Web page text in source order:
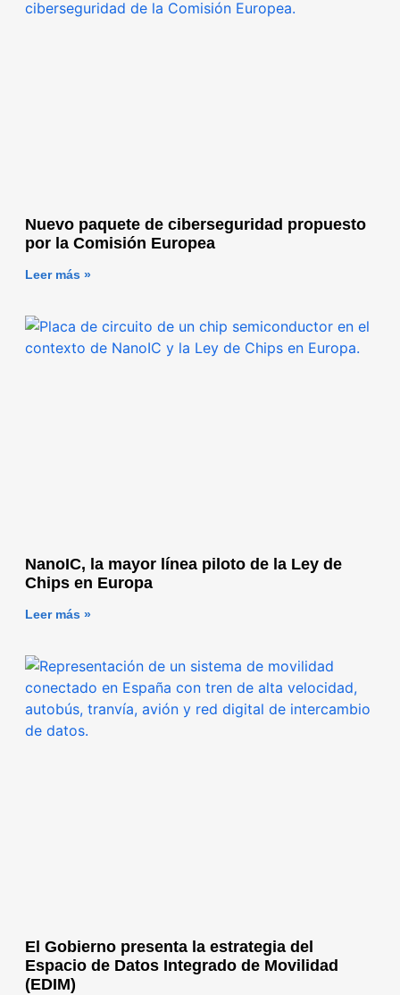
Nuevo paquete de ciberseguridad propuesto
por la Comisión Europea
Leer más »
NanoIC, la mayor línea piloto de la Ley de
Chips en Europa
Leer más »
El Gobierno presenta la estrategia del
Espacio de Datos Integrado de Movilidad
(EDIM)